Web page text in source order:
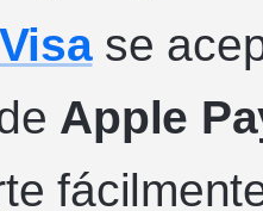
Visase
Apple